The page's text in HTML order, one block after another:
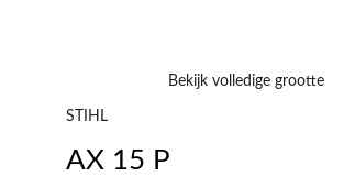
Bekijk volledige grootte
STIHL
AX 15 P